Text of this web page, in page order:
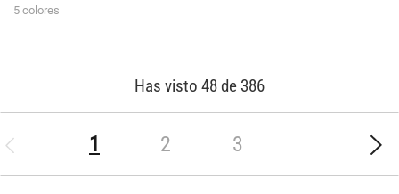
5 colores
Has visto 48 de 386
1 (current)
2 3